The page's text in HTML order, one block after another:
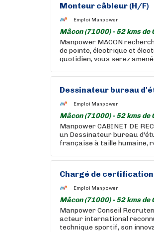
Monteur câbleur (H/F)
Emploi Manpower
Mâcon (71000) - 52 kms de
Manpower MACON
de pointe, électrique et
quotidien, vous serez
Dessinateur bureau
Emploi Manpower
Mâcon (71000) - 52 kms de
Manpower CABINET DE
un Dessinateur bureau
française à taille humaine,
Chargé de
Emploi Manpower
Mâcon (71000) - 52 kms de
Manpower Conseil
acteur international
technique sportif, son